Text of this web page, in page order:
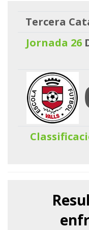
Tercera
Jornada 26